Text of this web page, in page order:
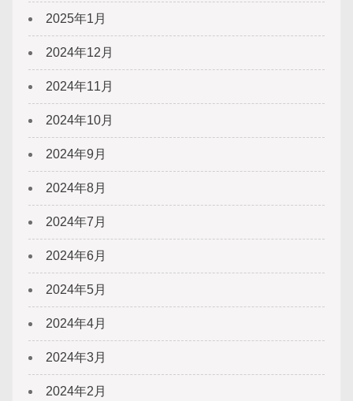
2025年1月
2024年12月
2024年11月
2024年10月
2024年9月
2024年8月
2024年7月
2024年6月
2024年5月
2024年4月
2024年3月
2024年2月